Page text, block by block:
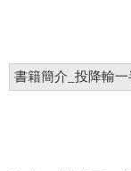
書籍簡介_投降輸